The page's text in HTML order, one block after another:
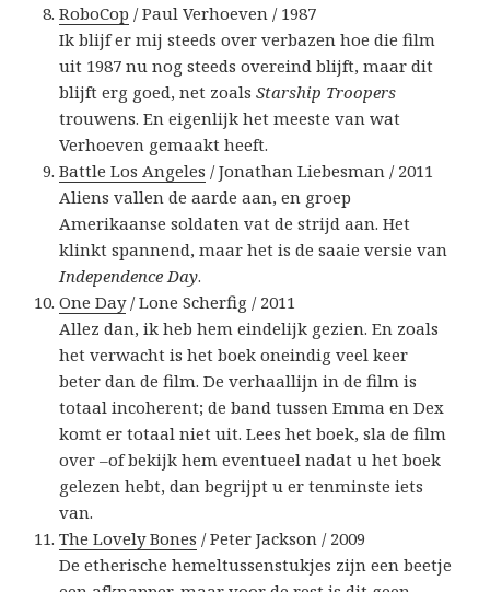
RoboCop / Paul Verhoeven / 1987
Ik blijf er mij steeds over verbazen hoe die film
uit 1987 nu nog steeds overeind blijft, maar dit
blijft erg goed, net zoalsStarship Troopers
trouwens. En eigenlijk het meeste van wat
Verhoeven gemaakt heeft.
Battle Los Angeles / Jonathan Liebesman / 2011
Aliens vallen de aarde aan, en groep
Amerikaanse soldaten vat de strijd aan. Het
klinkt spannend, maar het is de saaie versie van
Independence Day.
One Day/ Lone Scherfig / 2011
Allez dan, ik heb hem eindelijk gezien. En zoals
het verwacht is het boek oneindig veel keer
beter dan de film. De verhaallijn in de film is
totaal incoherent; de band tussen Emma en Dex
komt er totaal niet uit. Lees het boek, sla de film
over –of bekijk hem eventueel nadat u het boek
gelezen hebt, dan begrijpt u er tenminste iets
van.
The Lovely Bones / Peter Jackson / 2009
De etherische hemeltussenstukjes zijn een beetje